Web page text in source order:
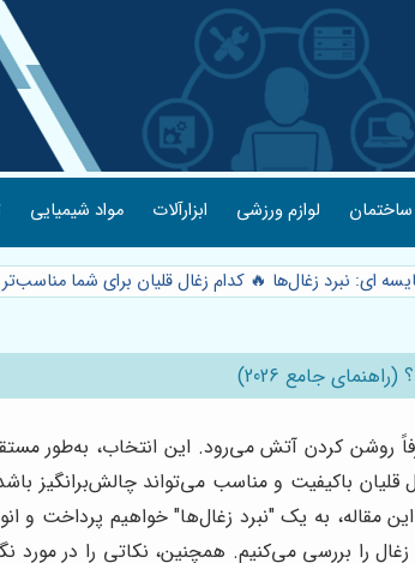
لوازم ورزشی ابزارآلات مواد شیمیایی
ای: نبرد زغال‌ها 🔥 کدام زغال قلیان برای شما مناسب‌تر
جامع 2026)
روشن کردن آتش می‌رود. این انتخاب، به‌طور
قلیان باکیفیت و مناسب می‌تواند چالش‌برانگیز
مقاله، به یک "نبرد زغال‌ها" خواهیم پرداخت و
را بررسی می‌کنیم. همچنین، نکاتی را در مورد